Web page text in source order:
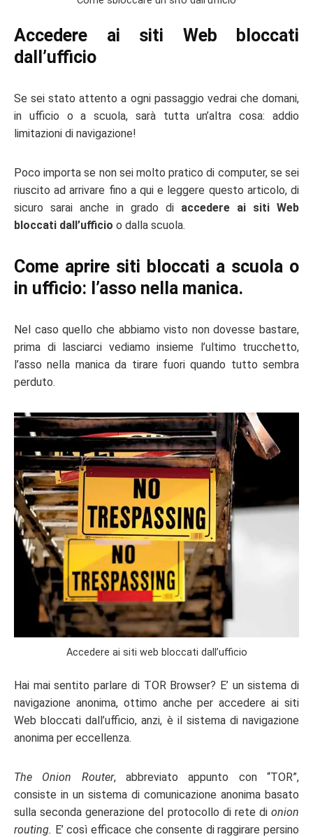
Accedere ai siti Web bloccati
dall’ufficio
Se sei stato attento a ogni passaggio vedrai che domani,
in ufficio o a scuola, sarà tutta un’altra cosa: addio
limitazioni di navigazione!
Poco importa se non sei molto pratico di computer, se sei
riuscito ad arrivare fino a qui e leggere questo articolo, di
sicuro sarai anche in grado di accedere ai siti Web
bloccati dall’ufficio o dalla scuola.
Come aprire siti bloccati a scuola o
in ufficio: l’asso nella manica.
Nel caso quello che abbiamo visto non dovesse bastare,
prima di lasciarci vediamo insieme l’ultimo trucchetto,
l’asso nella manica da tirare fuori quando tutto sembra
perduto.
Accedere ai siti web bloccati dall’ufficio
Hai mai sentito parlare di TOR Browser? E’ un sistema di
navigazione anonima, ottimo anche per accedere ai siti
Web bloccati dall’ufficio, anzi, è il sistema di navigazione
anonima per eccellenza.
The Onion Router, abbreviato appunto con “TOR”,
consiste in un sistema di comunicazione anonima basato
sulla seconda generazione del protocollo di rete di onion
routing. E’ così efficace che consente di raggirare persino